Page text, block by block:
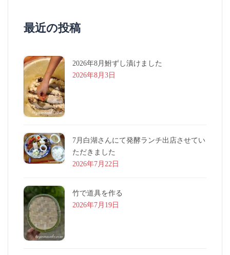
最近の投稿
2026年8月鮒ずし漬けました
2026年8月3日
7月白湖さんにて発酵ランチ出店させてい
ただきました
2026年7月22日
竹で道具を作る
2026年7月19日